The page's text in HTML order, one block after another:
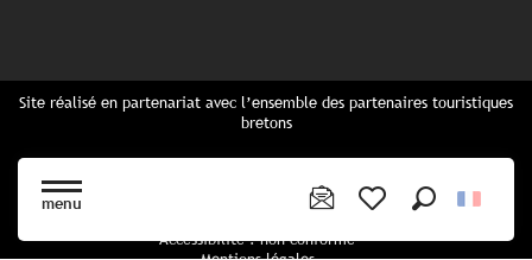
menu
Site réalisé en partenariat avec l’ensemble des partenaires touristiques
bretons
Cartes Bretagne & brochures
Accessibilité : non conforme